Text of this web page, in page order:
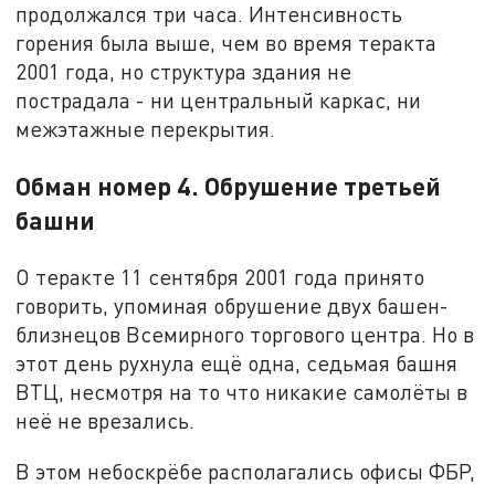
продолжался три часа. Интенсивность
горения была выше, чем во время теракта
2001 года, но структура здания не
пострадала - ни центральный каркас, ни
межэтажные перекрытия.
Обман номер 4. Обрушение третьей
башни
О теракте 11 сентября 2001 года принято
говорить, упоминая обрушение двух башен-
близнецов Всемирного торгового центра. Но в
этот день рухнула ещё одна, седьмая башня
ВТЦ, несмотря на то что никакие самолёты в
неё не врезались.
В этом небоскрёбе располагались офисы ФБР,